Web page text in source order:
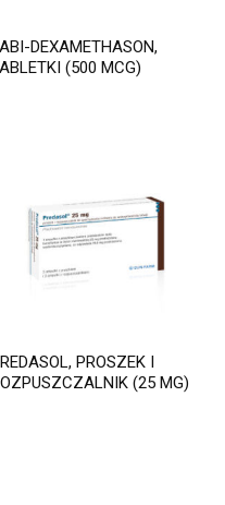
DEXAMETHASON,
(500 MCG)
PROSZEK I
(25 MG)